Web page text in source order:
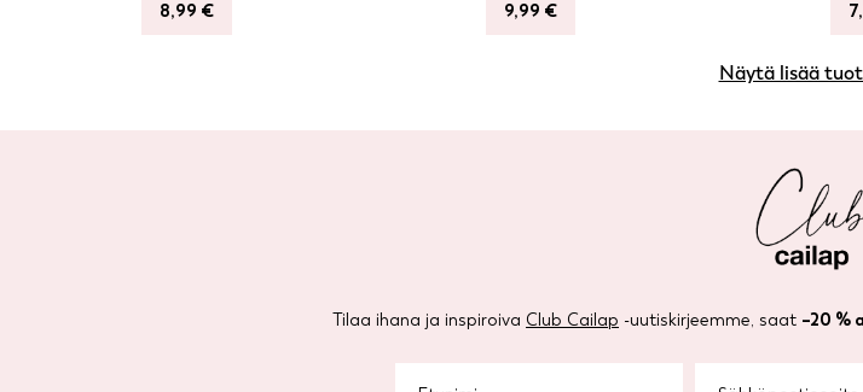
8,99 € 9,99 €
Näytä lisää
Tilaa ihana ja inspiroiva Club Cailap -uutiskirjeemme, saat –20 %